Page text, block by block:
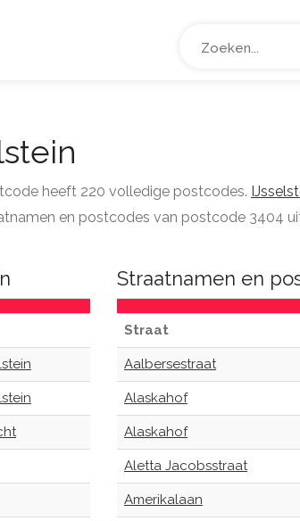
heeft 220 volledige postcodes.
en postcodes van postcode 3404
Straatnamen en
Straat
Aalbersestraat
Alaskahof
Alaskahof
Aletta Jacobsstraat
Amerikalaan